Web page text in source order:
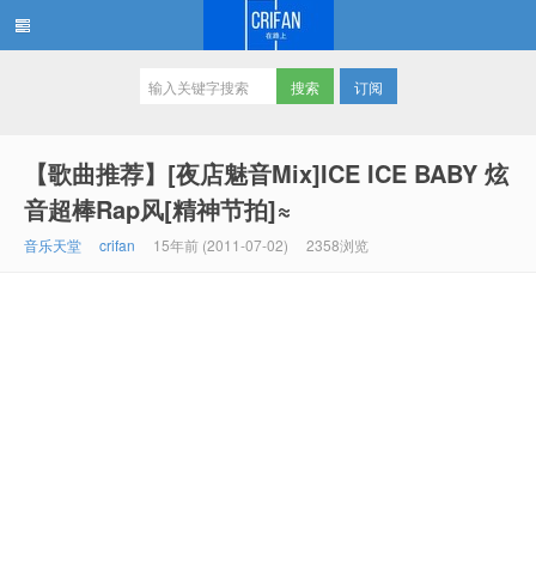
订阅
【歌曲推荐】[夜店魅音Mix]ICE ICE BABY 炫
音超棒Rap风[精神节拍]≈
音乐天堂 crifan 15年前 (2011-07-02) 2358浏览